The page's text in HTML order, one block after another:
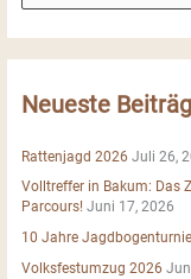
h
n
a
c
Neueste
Rattenjagd 2026 Juli 26,
Volltreffer in Bakum: Das
Parcours! Juni 17, 2026
10 Jahre
Volksfestumzug 2026